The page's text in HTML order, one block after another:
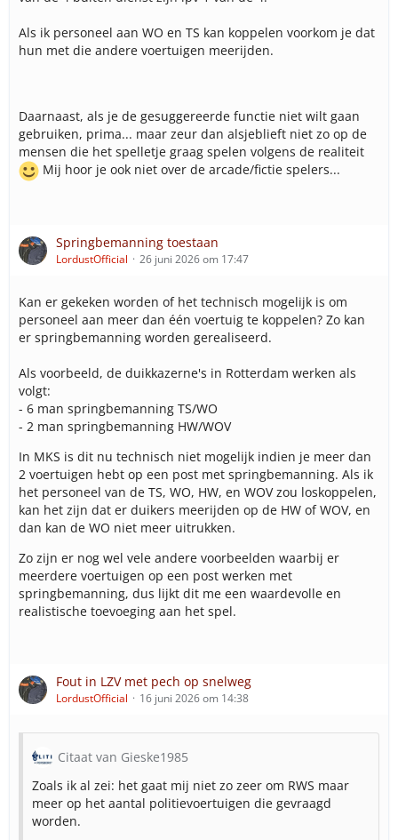
Als ik personeel aan WO en TS kan koppelen voorkom je dat
hun met die andere voertuigen meerijden.
Daarnaast, als je de gesuggereerde functie niet wilt gaan
gebruiken, prima... maar zeur dan alsjeblieft niet zo op de
mensen die het spelletje graag spelen volgens de realiteit
Mij hoor je ook niet over de arcade/fictie spelers...
Springbemanning toestaan
LordustOfficial 26 juni 2026 om 17:47
Kan er gekeken worden of het technisch mogelijk is om
personeel aan meer dan één voertuig te koppelen? Zo kan
er springbemanning worden gerealiseerd.
Als voorbeeld, de duikkazerne's in Rotterdam werken als
volgt:
- 6 man springbemanning TS/WO
- 2 man springbemanning HW/WOV
In MKS is dit nu technisch niet mogelijk indien je meer dan
2 voertuigen hebt op een post met springbemanning. Als ik
het personeel van de TS, WO, HW, en WOV zou loskoppelen,
kan het zijn dat er duikers meerijden op de HW of WOV, en
dan kan de WO niet meer uitrukken.
Zo zijn er nog wel vele andere voorbeelden waarbij er
meerdere voertuigen op een post werken met
springbemanning, dus lijkt dit me een waardevolle en
realistische toevoeging aan het spel.
Fout in LZV met pech op snelweg
LordustOfficial 16 juni 2026 om 14:38
Citaat van Gieske1985
Zoals ik al zei: het gaat mij niet zo zeer om RWS maar
meer op het aantal politievoertuigen die gevraagd
worden.